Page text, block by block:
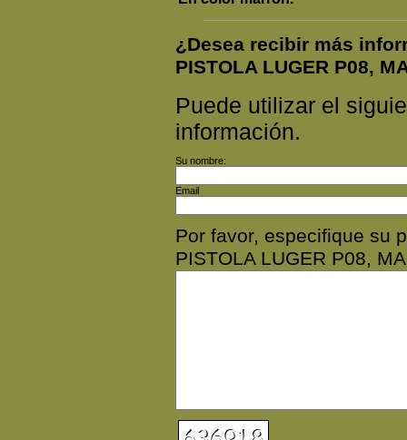
¿Desea recibir más
PISTOLA LUGER P08,
Puede utilizar el
información.
Su nombre:
Email
Por favor, especifique su
PISTOLA LUGER P08,